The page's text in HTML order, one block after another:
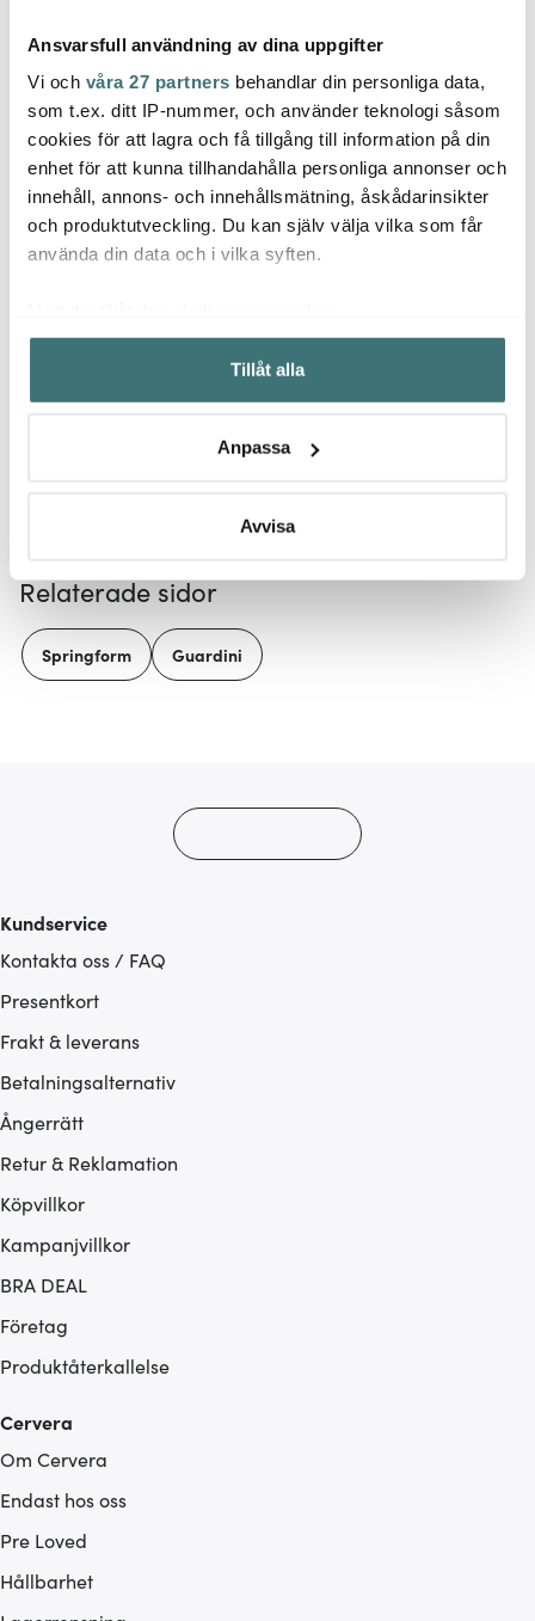
Ansvarsfull användning av dina uppgifter
Vi och våra 27 partners behandlar din personliga data,
som t.ex. ditt IP-nummer, och använder teknologi såsom
cookies för att lagra och få tillgång till information på din
enhet för att kunna tillhandahålla personliga annonser och
innehåll, annons- och innehållsmätning, åskådarinsikter
och produktutveckling. Du kan själv välja vilka som får
använda din data och i vilka syften.
Samla in information om din geografiska plats som
kan ha en noggrannhet på upp till flera meter
Identifiera din enhet genom att aktivt skanna den för
Ta reda på mer om hur dina personliga uppgifter
Du kan ändra eller dra tillbaka ditt samtycke när som
Vi använder cookies för att innehållet och annonserna
ska anpassas efter det som vi tror att du tycker om. Det
gör också att vi kan analysera vår trafik och göra
Tillåt alla
Anpassa
Avvisa
Satake
Satake Stekpanna
Kolstål 24 cm
899 kr
Guardini
Skål 17 cm
95 kr
Låt dig inspireras av våra kunder
Relaterade sidor
Springform Guardini
Kundservice
Kontakta oss / FAQ
Presentkort
Frakt & leverans
Betalningsalternativ
Ångerrätt
Retur & Reklamation
Köpvillkor
Kampanjvillkor
BRA DEAL
Företag
Produktåterkallelse
Cervera
Om Cervera
Endast hos oss
Pre Loved
Hållbarhet